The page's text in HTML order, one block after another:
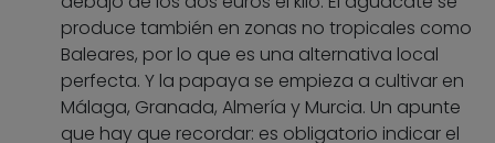
produce también en zonas no tropicales como
Baleares, por lo que es una alternativa local
perfecta. Y la papaya se empieza a cultivar en
Málaga, Granada, Almería y Murcia. Un apunte
que hay que recordar: es obligatorio indicar el